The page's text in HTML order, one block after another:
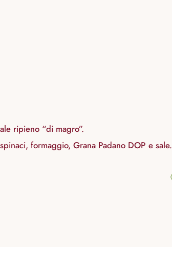
ripieno “di magro”.
formaggio, Grana Padano DOP e sale.